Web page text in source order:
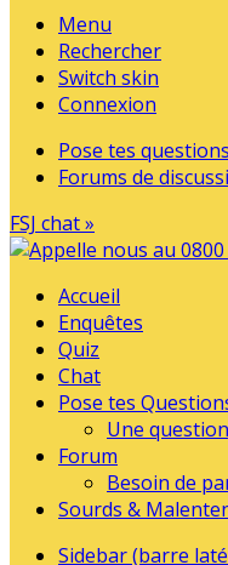
Menu
Rechercher
Switch skin
Connexion
Pose tes questions
Forums de
FSJ chat »
Accueil
Enquêtes
Quiz
Chat
Pose tes
Une
Forum
Besoin de
Sourds &
Sidebar (barre